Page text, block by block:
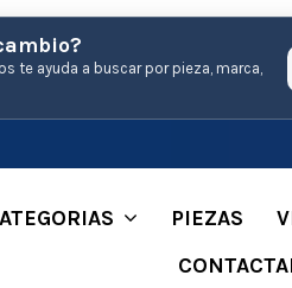
te ayuda a buscar por pieza, marca,
PIEZAS